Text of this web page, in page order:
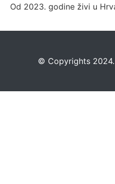
Od 2023. godine živi u
©️ Copyrights